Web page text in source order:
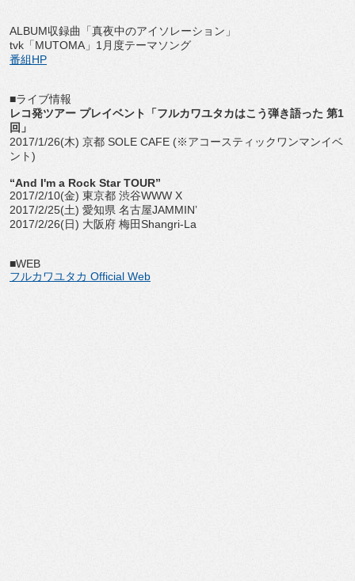
ALBUM収録曲「真夜中のアイソレーション」
tvk「MUTOMA」1月度テーマソング
番組HP
■ライブ情報
レコ発ツアー プレイベント「フルカワユタカはこう弾き語った 第1
回」
2017/1/26(木) 京都 SOLE CAFE (※アコースティックワンマンイベ
ント)
“And I'm a Rock Star TOUR”
2017/2/10(金) 東京都 渋谷WWW X
2017/2/25(土) 愛知県 名古屋JAMMIN’
2017/2/26(日) 大阪府 梅田Shangri-La
■WEB
フルカワユタカ Official Web